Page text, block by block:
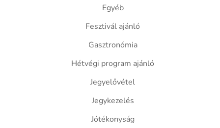
Egyéb
Fesztivál ajánló
Gasztronómia
Hétvégi program ajánló
Jegyelővétel
Jegykezelés
Jótékonyság